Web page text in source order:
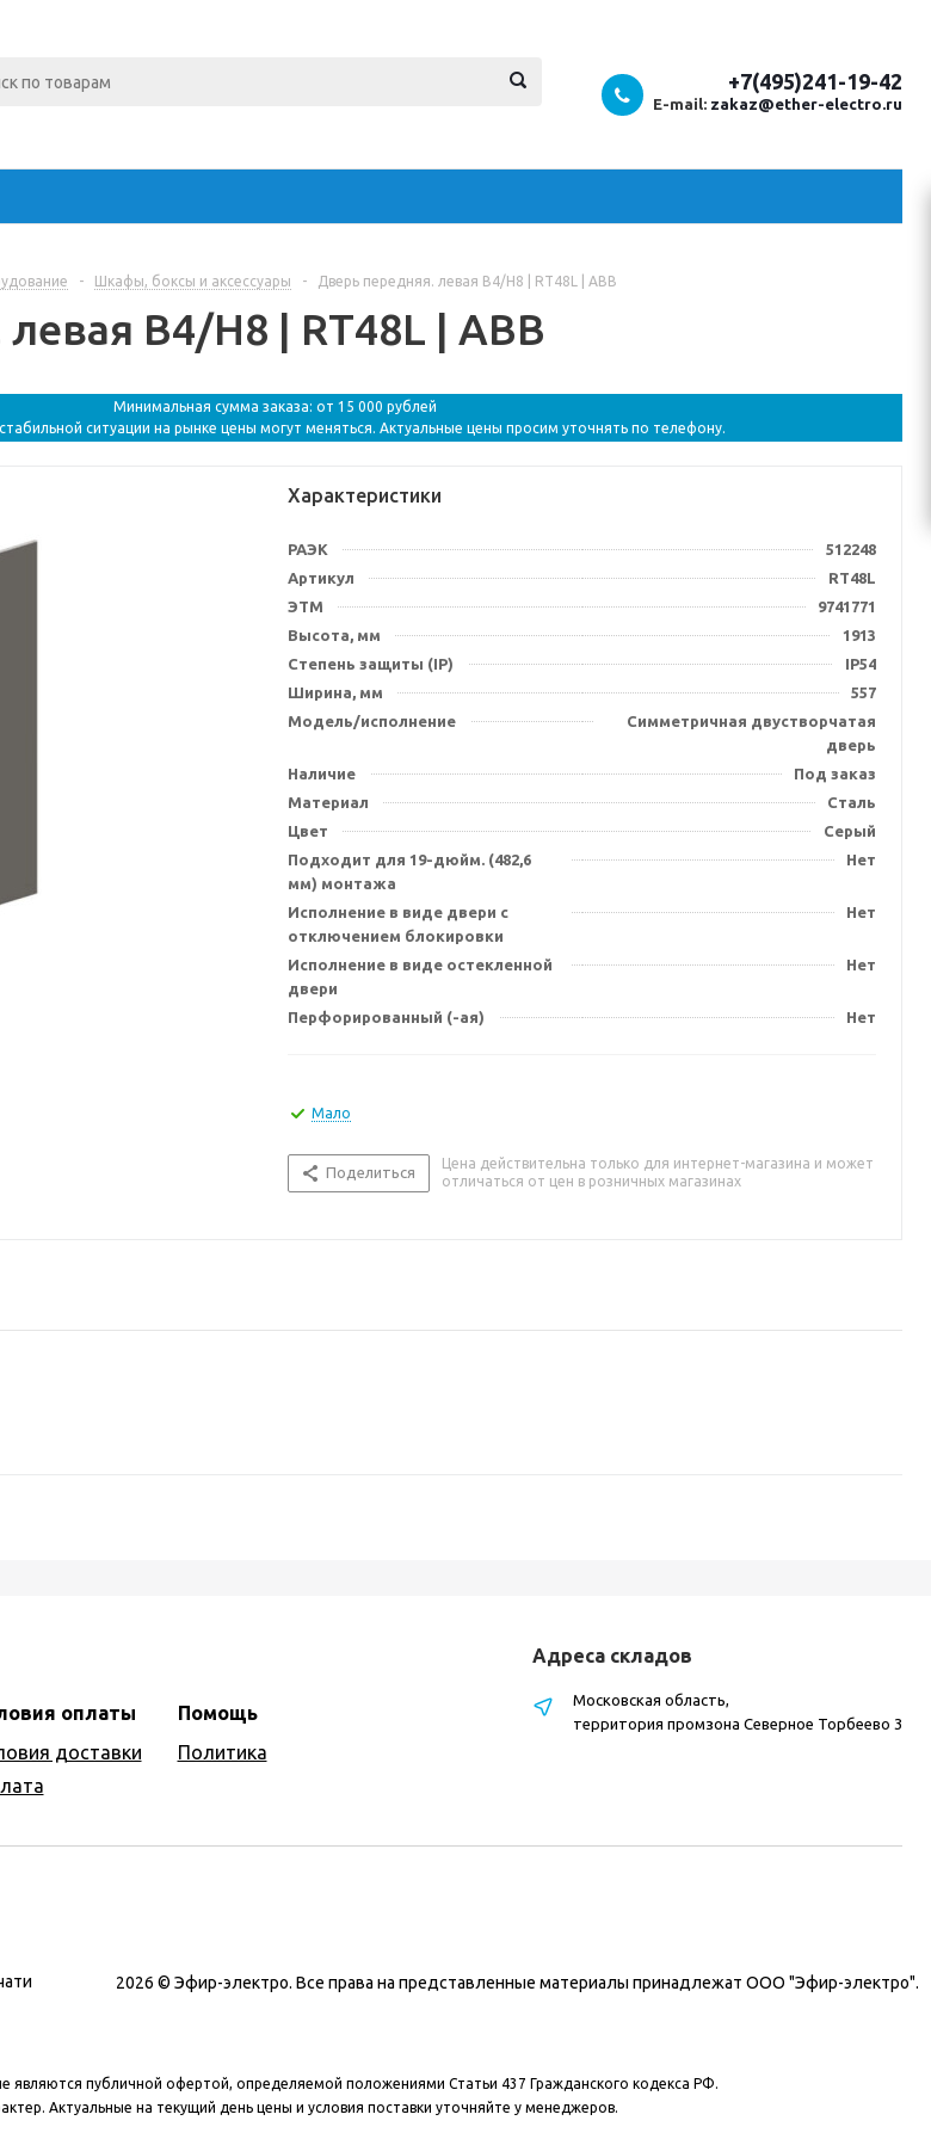
+7(495)241-19-42
E-mail: zakaz@ether-electro.ru
- Шкафы, боксы и аксессуары - Дверь передняя. левая B4/H8 | RT48L | ABB
B4/H8 | RT48L | ABB
Минимальная сумма заказа: от 15 000 рублей
ситуации на рынке цены могут меняться. Актуальные цены просим уточнять по телефону.
Характеристики
РАЭК
512248
Артикул
RT48L
ЭТМ
9741771
Высота, мм
1913
Степень защиты (IP)
IP54
Ширина, мм
557
Модель/исполнение
Симметричная двустворчатая
дверь
Наличие
Под заказ
Материал
Сталь
Цвет
Серый
Подходит для 19-дюйм. (482,6
мм) монтажа
Нет
Исполнение в виде двери с
отключением блокировки
Нет
Исполнение в виде остекленной
двери
Нет
Перфорированный (-ая) Нет
Мало
Поделиться
Цена действительна только для интернет-магазина и может
отличаться от цен в розничных магазинах
оплаты
доставки
Помощь
Политика
Адреса складов
Московская область,
территория промзона Северное Торбеево 3
2026 © Эфир-электро. Все права на представленные материалы принадлежат ООО "Эфир-электро".
являются публичной офертой, определяемой положениями Статьи 437 Гражданского кодекса РФ.
Актуальные на текущий день цены и условия поставки уточняйте у менеджеров.